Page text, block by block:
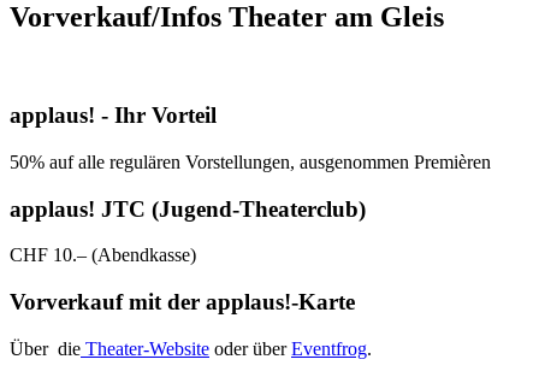
Vorverkauf/Infos Theater am Gleis
applaus! - Ihr Vorteil
50% auf alle regulären Vorstellungen, ausgenommen Premièren
applaus! JTC (Jugend-Theaterclub)
CHF 10.– (Abendkasse)
Vorverkauf mit der applaus!-Karte
Über die Theater-Website oder überEventfrog.